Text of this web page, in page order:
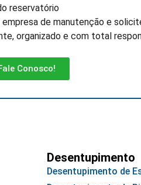
reservatório
de manutenção e
organizado e com total
Conosco!
Desentupimento
Desentupimento de